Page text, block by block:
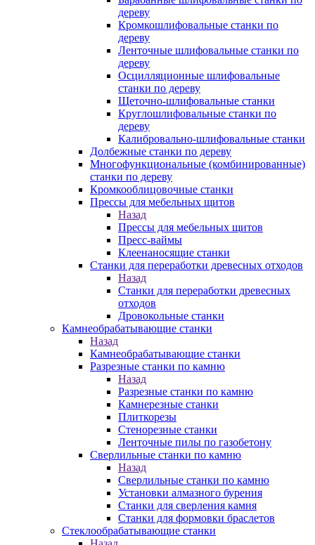
дереву
Кромкошлифовальные станки по
дереву
Ленточные шлифовальные станки по
дереву
Осцилляционные шлифовальные
станки по дереву
Щеточно-шлифовальные станки
Круглошлифовальные станки по
дереву
Калибровально-шлифовальные станки
Долбежные станки по дереву
Многофункциональные (комбинированные)
станки по дереву
Кромкооблицовочные станки
Прессы для мебельных щитов
Назад
Прессы для мебельных щитов
Пресс-ваймы
Клеенаносящие станки
Станки для переработки древесных отходов
Назад
Станки для переработки древесных
отходов
Дровокольные станки
Камнеобрабатывающие станки
Назад
Камнеобрабатывающие станки
Разрезные станки по камню
Назад
Разрезные станки по камню
Камнерезные станки
Плиткорезы
Стенорезные станки
Ленточные пилы по газобетону
Сверлильные станки по камню
Назад
Сверлильные станки по камню
Установки алмазного бурения
Станки для сверления камня
Станки для формовки браслетов
Стеклообрабатывающие станки